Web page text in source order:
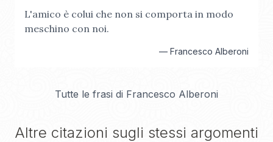
L'amico è colui che non si comporta in modo
meschino con noi.
— Francesco Alberoni
Tutte le frasi di Francesco Alberoni
Altre citazioni sugli stessi argomenti